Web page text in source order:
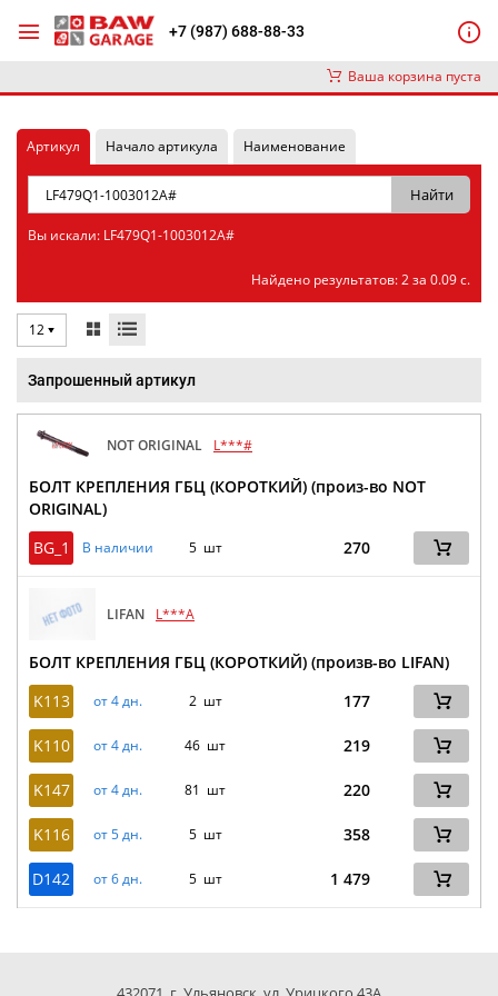
+7 (987) 688-88-33
Ваша корзина пуста
Артикул Начало артикула Наименование
Вы искали: LF479Q1-1003012A#
Найдено результатов: 2 за 0.09 с.
12
Запрошенный артикул
NOT ORIGINAL L***#
БОЛТ КРЕПЛЕНИЯ ГБЦ (КОРОТКИЙ) (произ-во NOT
ORIGINAL)
BG_1
В наличии 5 шт 270
LIFAN L***A
БОЛТ КРЕПЛЕНИЯ ГБЦ (КОРОТКИЙ) (произв-во LIFAN)
K113
от 4 дн. 2 шт 177
K110 от 4 дн. 46 шт 219
K147 от 4 дн. 81 шт 220
K116 от 5 дн. 5 шт 358
D142 от 6 дн. 5 шт 1 479